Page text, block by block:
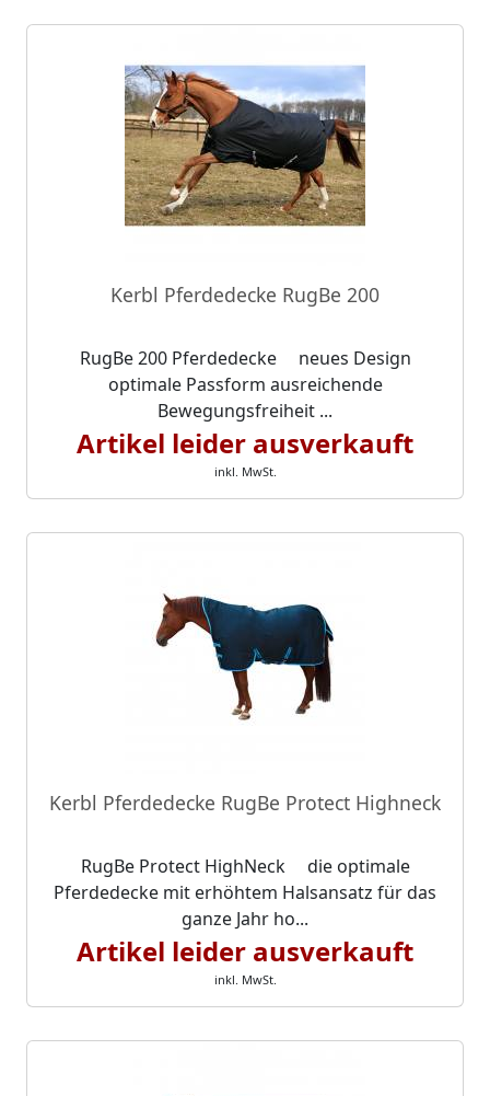
Kerbl Pferdedecke RugBe 200
RugBe 200 Pferdedecke neues Design
optimale Passform ausreichende
Bewegungsfreiheit ...
Artikel leider ausverkauft
inkl. MwSt.
Kerbl Pferdedecke RugBe Protect Highneck
RugBe Protect HighNeck die optimale
Pferdedecke mit erhöhtem Halsansatz für das
ganze Jahr ho...
Artikel leider ausverkauft
inkl. MwSt.